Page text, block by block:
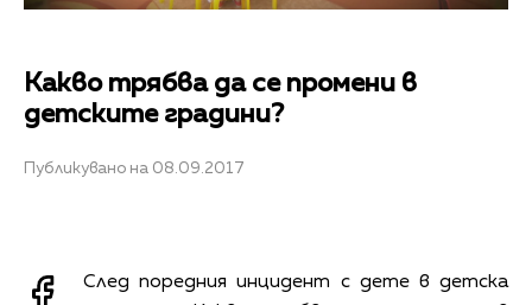
Какво трябва да се промени в
детските градини?
Публикувано на 08.09.2017
След поредния инцидент с дете в детска